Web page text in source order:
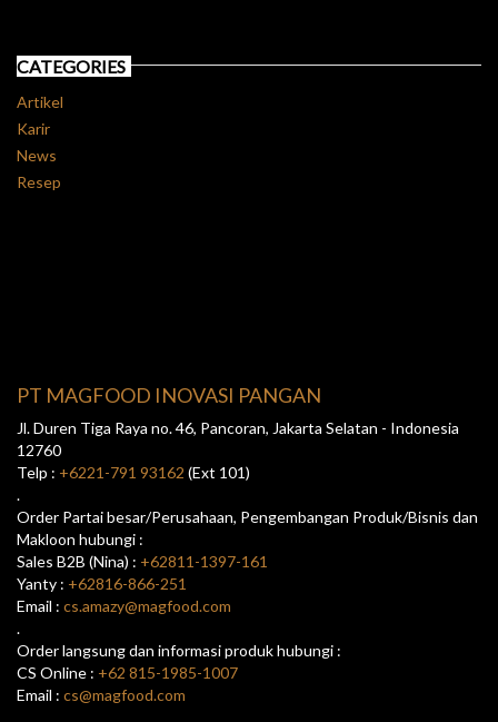
CATEGORIES
Artikel
Karir
News
Resep
PT MAGFOOD INOVASI PANGAN
Jl. Duren Tiga Raya no. 46, Pancoran, Jakarta Selatan - Indonesia
12760
Telp : +6221-791 93162 (Ext 101)
.
Order Partai besar/Perusahaan, Pengembangan Produk/Bisnis dan
Makloon hubungi :
Sales B2B (Nina) : +62811-1397-161
Yanty : +62816-866-251
Email : cs.amazy@magfood.com
.
Order langsung dan informasi produk hubungi :
CS Online : +62 815-1985-1007
Email : cs@magfood.com